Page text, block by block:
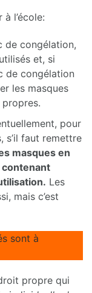
l’école:
de congélation,
et, si
de congélation
les masques
propres.
pour
s’il faut remettre
masques en
Les
mais c’est
sont à
propre qui